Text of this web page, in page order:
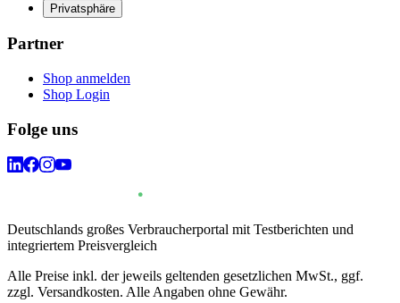
Privatsphäre
Partner
Shop anmelden
Shop Login
Folge uns
Deutschlands großes Verbraucherportal mit Testberichten und
integriertem Preisvergleich
Alle Preise inkl. der jeweils geltenden gesetzlichen MwSt., ggf.
zzgl. Versandkosten. Alle Angaben ohne Gewähr.